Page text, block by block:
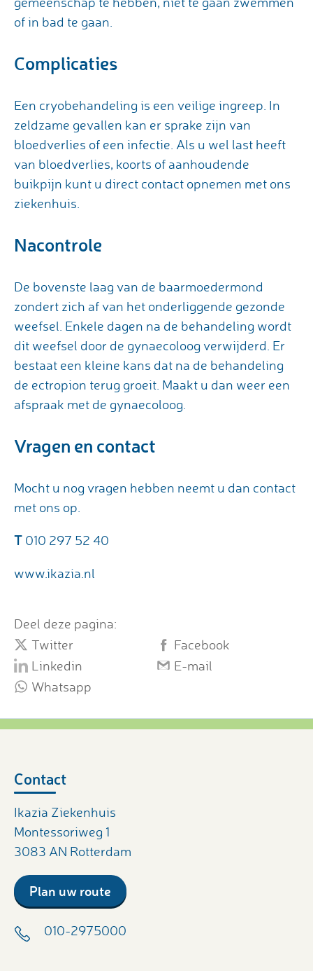
of in bad te gaan.
Complicaties
Een cryobehandeling is een veilige ingreep. In
zeldzame gevallen kan er sprake zijn van
bloedverlies of een infectie. Als u wel last heeft
van bloedverlies, koorts of aanhoudende
buikpijn kunt u direct contact opnemen met ons
ziekenhuis.
Nacontrole
De bovenste laag van de baarmoedermond
zondert zich af van het onderliggende gezonde
weefsel. Enkele dagen na de behandeling wordt
dit weefsel door de gynaecoloog verwijderd. Er
bestaat een kleine kans dat na de behandeling
de ectropion terug groeit. Maakt u dan weer een
afspraak met de gynaecoloog.
Vragen en contact
Mocht u nog vragen hebben neemt u dan contact
met ons op.
T 010 297 52 40
www.ikazia.nl
Deel deze pagina:
Twitter
Facebook
Linkedin
E-mail
Whatsapp
Contact
Ikazia Ziekenhuis
Montessoriweg 1
3083 AN Rotterdam
Plan uw route
010-2975000